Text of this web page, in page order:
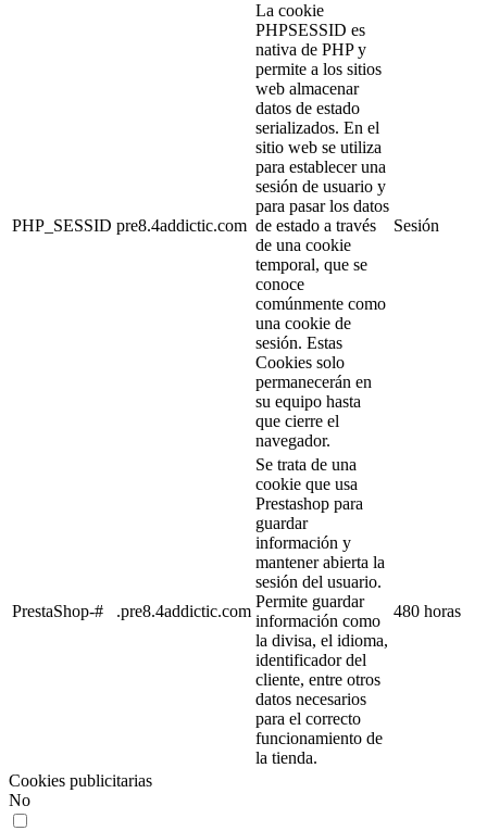
PHP_SESSID pre8.4addictic.com
La cookie
PHPSESSID es
nativa de PHP y
permite a los sitios
web almacenar
datos de estado
serializados. En el
sitio web se utiliza
para establecer una
sesión de usuario y
para pasar los datos
de estado a través
de una cookie
temporal, que se
conoce
comúnmente como
una cookie de
sesión. Estas
Cookies solo
permanecerán en
su equipo hasta
que cierre el
navegador.
Sesión
PrestaShop-# .pre8.4addictic.com
Se trata de una
cookie que usa
Prestashop para
guardar
información y
mantener abierta la
sesión del usuario.
Permite guardar
información como
la divisa, el idioma,
identificador del
cliente, entre otros
datos necesarios
para el correcto
funcionamiento de
la tienda.
480 horas
Cookies publicitarias
No